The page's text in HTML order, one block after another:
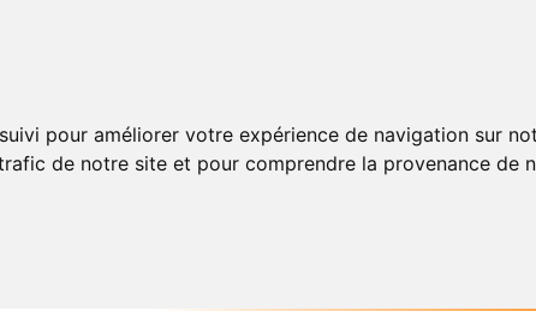
pour améliorer votre expérience de navigation sur
de notre site et pour comprendre la provenance de